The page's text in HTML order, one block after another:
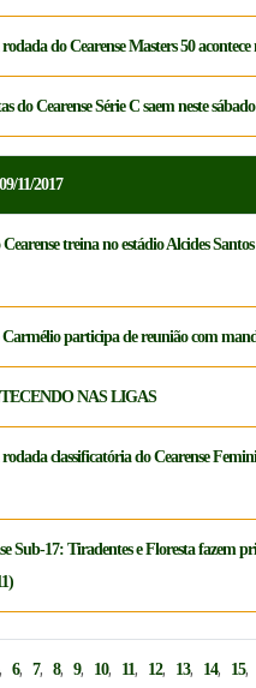
do Cearense Masters 50 acontece
do Cearense Série C saem neste
11/2017
Cearense treina no estádio Alcides
participa de reunião com
NAS LIGAS
classificatória do Cearense
Sub-17: Tiradentes e Floresta fazem
,6,7,8,9, 10, 11, 12, 13, 14, 15,